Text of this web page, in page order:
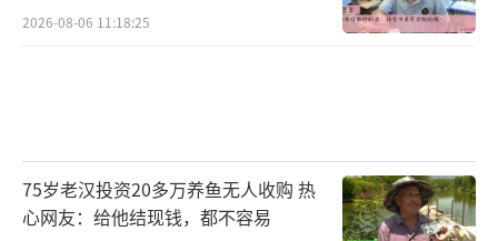
2026-08-06 11:18:25
75岁老汉投资20多万养鱼无人收购 热
心网友：给他结现钱，都不容易